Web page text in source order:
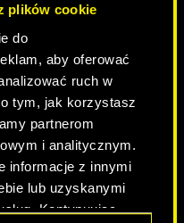
plików cookie
do
aby oferować
ruch w
tym, jak korzystasz
partnerom
i analitycznym.
informacje z innymi
lub uzyskanymi
Kontynuując